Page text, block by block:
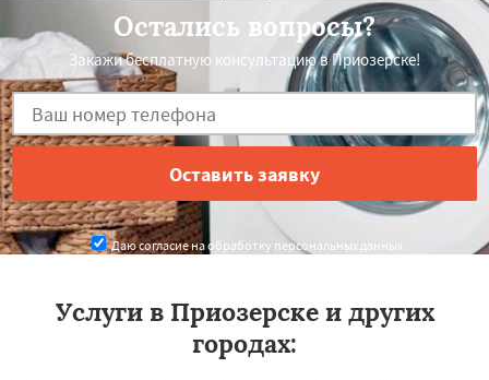
Остались вопросы?
Закажи бесплатную консультацию в Приозерске!
Даю согласие на обработку персональных данных
Услуги в Приозерске и других
городах: